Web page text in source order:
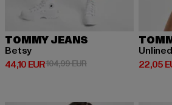
TOMMY JEANS
Betsy
44,10 EUR
Derzeitiger Preis: 44,10 EUR
104,99 EURAktionspreis: 104,99
22,05